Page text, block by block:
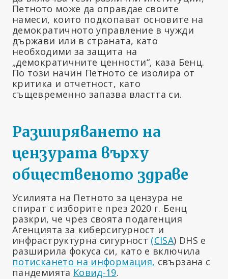
Петното може да оправдае своите
намеси, които подкопават основите на
демократичното управление в чужди
държави или в страната, като
необходими за защита на
„демократичните ценности“, каза Бенц.
По този начин Петното се изолира от
критика и отчетност, като
същевременно запазва властта си.
Разширяването на
цензурата върху
общественото здраве
Усилията на Петното за цензура не
спират с изборите през 2020 г. Бенц
разкри, че чрез своята подагенция
Агенцията за киберсигурност и
инфраструктурна сигурност (CISA) DHS е
разширила фокуса си, като е включила
потискането на информация, свързана с
пандемията Ковид-19.